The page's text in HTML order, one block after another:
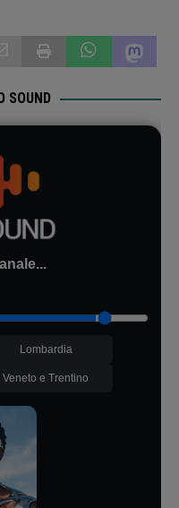
SOUND
Lombardia
Veneto e Trentino